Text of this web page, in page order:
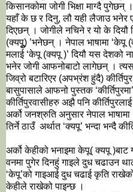
किसानकोमा जोगी भिक्षा माग्दै
यहाँ के छ र दिनु, लौ यही लैजाउ भनेर
दिएछन् । जोगीले नचिने र यो के
(क्यपुू) ’भनेछन् । नेपाल भाषामा ‘केपू
मलाई ‘केपू (क्यपू )’ दियौ यस देशको
भनेर जोगी आफनोबाटो लागेछन् ।
जिव्रो बटारिएर (अपभ्रंश हुंदै)
बासुपासाले आफनो पुस्तक
कीर्तिपुरवासीहरु अझै पनि
अर्को जनश्रुति अनुसार नेपाल भाषामा
तिर्ने ठाउँ  अर्थात ‘क्यपू’ भन्दा भन्दै
अर्को केहीको भनाइमा केपू( क्यपू )बाट
वनमा पुगेर दिनहुं गाइले दुध चढाउन
‘केपू’को गाइआई दुध चढाई कृति
केहीले राखेको पाइन्छ ।